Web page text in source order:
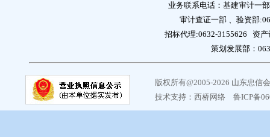
业务联系电话：基建审计一
审计查证一部 、验资部
招标代理:0632-3155626 资
策划发展部：
版权所有@2005-2026 山东忠信
技术支持： 西桥网络 鲁ICP备